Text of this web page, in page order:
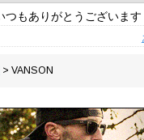
もありがとうございます
> VANSON